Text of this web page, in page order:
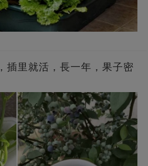
插里就活，長一年，果子密